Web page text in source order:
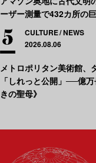
ーザー測量で432カ所の
CULTURE NEWS
2026.08.06
メトロポリタン美術館、
「しれっと公開」──億
きの聖母》